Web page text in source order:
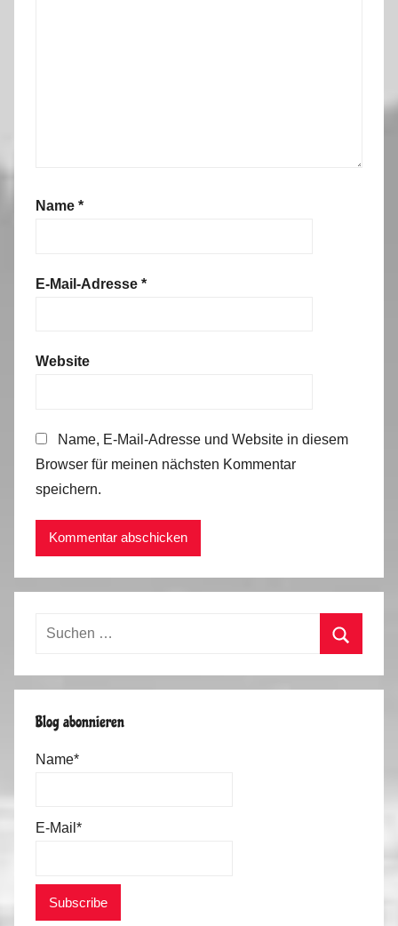
Name *
E-Mail-Adresse *
Website
Name, E-Mail-Adresse und Website in diesem
Browser für meinen nächsten Kommentar
speichern.
Suchen
Blog abonnieren
Name*
E-Mail*